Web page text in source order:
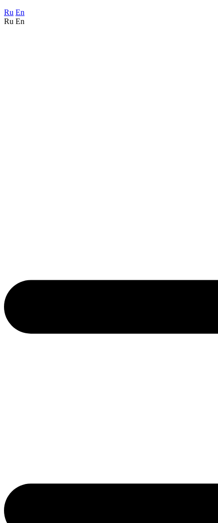
Ru En
Ru En